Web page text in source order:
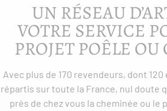
UN RÉSEAU
VOTRE SERVICE
PROJET POÊLE
Avec plus de 170 revendeurs, dont 120
répartis sur toute la France, nul doute
près de chez vous la cheminée ou le